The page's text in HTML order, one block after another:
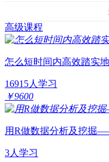
高级课程
怎么短时间内高效踏实
16915人学习
￥9600
用R做数据分析及挖掘
3人学习